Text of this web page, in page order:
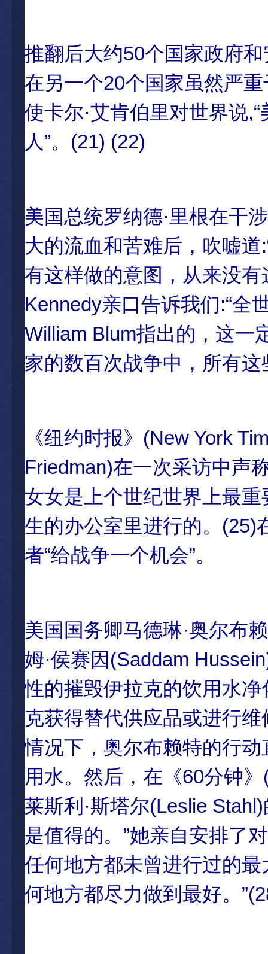
推翻后大约50个国家政府
在另一个20个国家虽然严
使卡尔·艾肯伯里对世界说
人”。(21) (22)
美国总统罗纳德·里根在干
大的流血和苦难后，吹嘘
有这样做的意图，从来没有
Kennedy亲口告诉我们:“全
William Blum指出的，这一
家的数百次战争中，所有
《纽约时报》(New York
Friedman)在一次采访中声
女女是上个世纪世界上最
生的办公室里进行的。(25)
者“给战争一个机会”。
美国国务卿马德琳·奥尔布
姆·侯赛因(Saddam
性的摧毁伊拉克的饮用水
克获得替代供应品或进行
情况下，奥尔布赖特的行
用水。然后，在《60分钟
莱斯利·斯塔尔(Leslie
是值得的。”她亲自安排了
任何地方都未曾进行过的
何地方都尽力做到最好。